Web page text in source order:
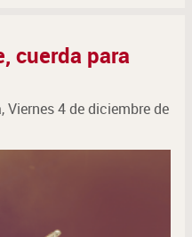
cuerda para
Viernes 4 de diciembre de